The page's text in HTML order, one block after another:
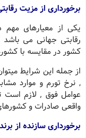
برخورداری از مزیت
یکی از معیارهای
رقابتی جهانی می باشد
کشور در مقایسه با
از جمله این شرایط
, نرخ تورم و موارد
عوامل فوق , لازم است
واقعی صادرات و
برخورداری سازنده از